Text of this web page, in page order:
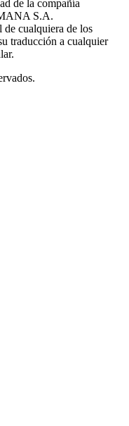
de la compañía
S.A.
de cualquiera de los
traducción a cualquier